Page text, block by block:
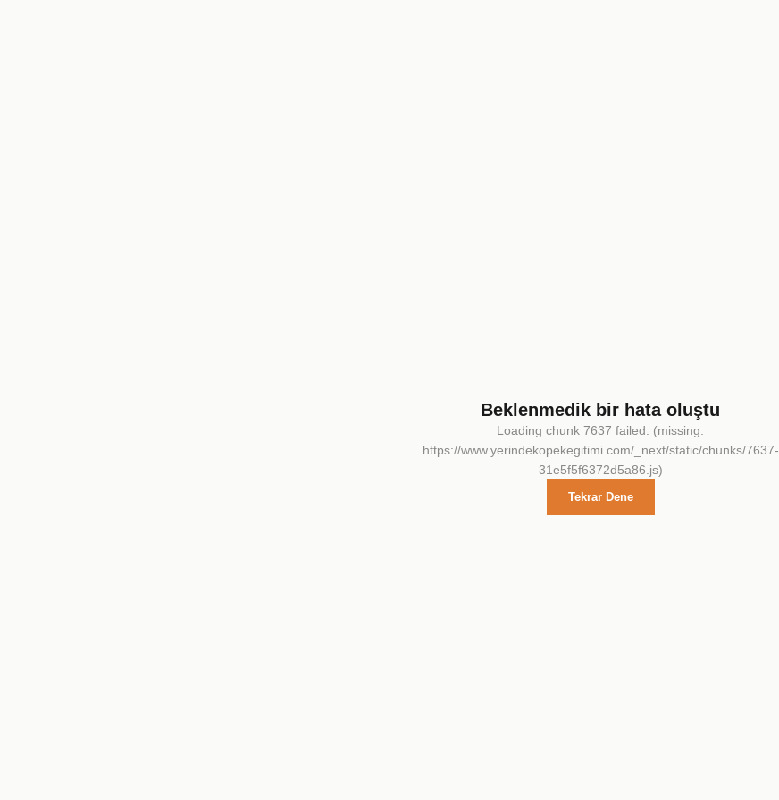
Beklenmedik bir hata oluştu
Loading chunk 7637 failed. (missing:
https://www.yerindekopekegitimi.com/_next/static/chunks/7637-
31e5f5f6372d5a86.js)
Tekrar Dene